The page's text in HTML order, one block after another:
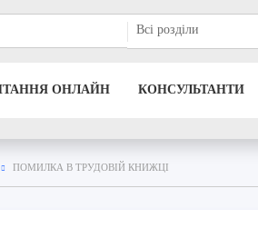
Всі розділи
ОНЛАЙН КОНСУЛЬТАНТИ
ПОМИЛКА В ТРУДОВІЙ КНИЖЦІ